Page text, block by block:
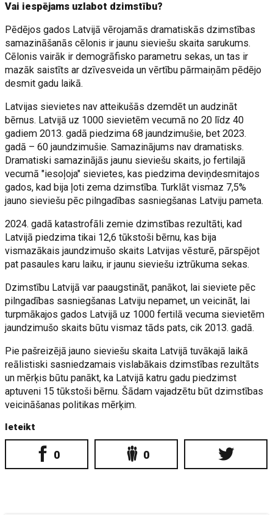
Vai iespējams uzlabot dzimstību?
Pēdējos gados Latvijā vērojamās dramatiskās dzimstības
samazināšanās cēlonis ir jaunu sieviešu skaita sarukums.
Cēlonis vairāk ir demogrāfisko parametru sekas, un tas ir
mazāk saistīts ar dzīvesveida un vērtību pārmaiņām pēdējo
desmit gadu laikā.
Latvijas sievietes nav atteikušās dzemdēt un audzināt
bērnus. Latvijā uz 1000 sievietēm vecumā no 20 līdz 40
gadiem 2013. gadā piedzima 68 jaundzimušie, bet 2023.
gadā – 60 jaundzimušie. Samazinājums nav dramatisks.
Dramatiski samazinājās jaunu sieviešu skaits, jo fertilajā
vecumā "iesoļoja" sievietes, kas piedzima deviņdesmitajos
gados, kad bija ļoti zema dzimstība. Turklāt vismaz 7,5%
jauno sieviešu pēc pilngadības sasniegšanas Latviju pameta.
2024. gadā katastrofāli zemie dzimstības rezultāti, kad
Latvijā piedzima tikai 12,6 tūkstoši bērnu, kas bija
vismazākais jaundzimušo skaits Latvijas vēsturē, pārspējot
pat pasaules karu laiku, ir jaunu sieviešu iztrūkuma sekas.
Dzimstību Latvijā var paaugstināt, panākot, lai sieviete pēc
pilngadības sasniegšanas Latviju nepamet, un veicināt, lai
turpmākajos gados Latvijā uz 1000 fertilā vecuma sievietēm
jaundzimušo skaits būtu vismaz tāds pats, cik 2013. gadā.
Pie pašreizējā jauno sieviešu skaita Latvijā tuvākajā laikā
reālistiski sasniedzamais vislabākais dzimstības rezultāts
un mērķis būtu panākt, ka Latvijā katru gadu piedzimst
aptuveni 15 tūkstoši bērnu. Šādam vajadzētu būt dzimstības
veicināšanas politikas mērķim.
Ieteikt
0 0